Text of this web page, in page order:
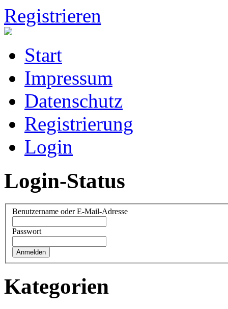
Registrieren
Start
Impressum
Datenschutz
Registrierung
Login
Login-Status
Benutzername oder E-Mail-Adresse
Passwort
Kategorien